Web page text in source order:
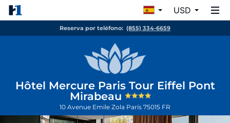
USD
Reserva por teléfono: (855) 334-6659
Hôtel Mercure Paris Tour Eiffel Pont
Mirabeau
10 Avenue Emile Zola París 75015 FR